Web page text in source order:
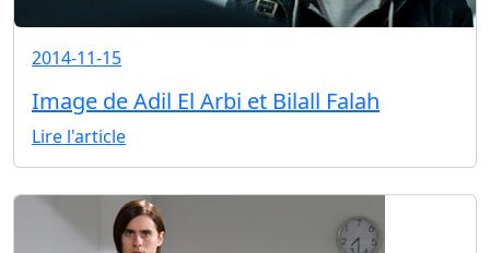
2014-11-15
Image de Adil El Arbi et Bilall Falah
Lire l'article